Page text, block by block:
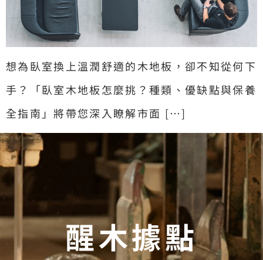
想為臥室換上溫潤舒適的木地板，卻不知從何下
手？「臥室木地板怎麼挑？種類、優缺點與保養
全指南」將帶您深入瞭解市面 […]
醒木據點